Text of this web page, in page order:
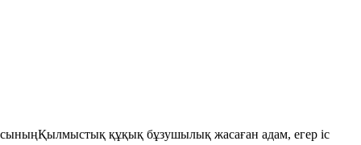
құқық бұзушылық жасаған адам, егер iс